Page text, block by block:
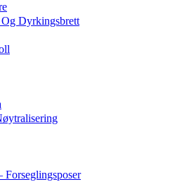
Og Dyrkingsbrett
Forseglingsposer